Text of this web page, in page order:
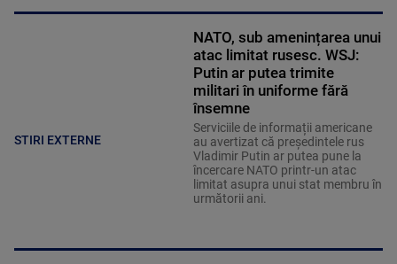
STIRI EXTERNE
NATO, sub amenințarea unui
atac limitat rusesc. WSJ:
Putin ar putea trimite
militari în uniforme fără
însemne
Serviciile de informații americane
au avertizat că președintele rus
Vladimir Putin ar putea pune la
încercare NATO printr-un atac
limitat asupra unui stat membru în
următorii ani.